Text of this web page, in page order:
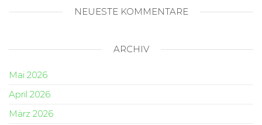
NEUESTE KOMMENTARE
ARCHIV
Mai 2026
April 2026
März 2026